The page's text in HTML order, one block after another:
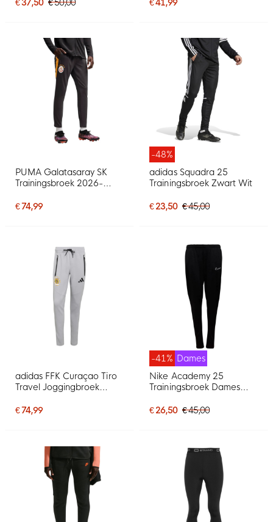
PUMA Galatasaray SK
Trainingsbroek 2026-
€ 74,99
-48%
adidas Squadra 25
Trainingsbroek Zwart Wit
€ 23,50 € 45,00
adidas FFK Curaçao Tiro
Travel Joggingbroek
€ 74,99
-41% Dames
Nike Academy 25
Trainingsbroek Dames
€ 26,50 € 45,00